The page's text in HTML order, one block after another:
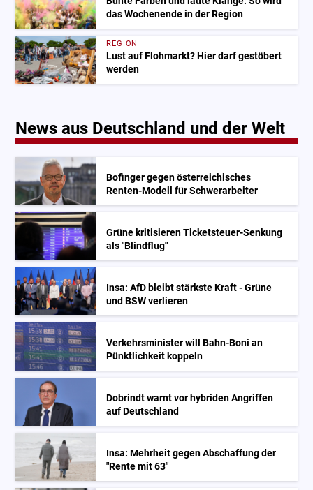
das Wochenende in der Region
REGION
Lust auf Flohmarkt? Hier darf gestöbert
werden
News aus Deutschland und der Welt
Bofinger gegen österreichisches
Renten-Modell für Schwerarbeiter
Grüne kritisieren Ticketsteuer-Senkung
als "Blindflug"
Insa: AfD bleibt stärkste Kraft - Grüne
und BSW verlieren
Verkehrsminister will Bahn-Boni an
Pünktlichkeit koppeln
Dobrindt warnt vor hybriden Angriffen
auf Deutschland
Insa: Mehrheit gegen Abschaffung der
"Rente mit 63"